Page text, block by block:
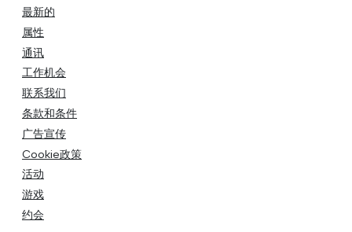
最新的
属性
通讯
工作机会
联系我们
条款和条件
广告宣传
Cookie政策
活动
游戏
约会